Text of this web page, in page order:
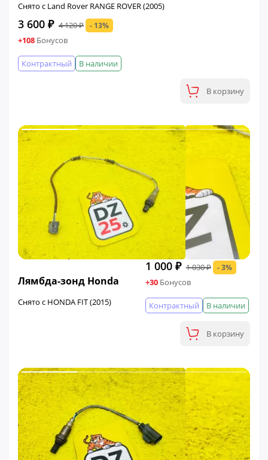
Снято с Land Rover RANGE ROVER (2005)
3 600 ₽ 4 120 ₽ - 13%
+108 Бонусов
В наличии
Контрактный
В корзину
Лямбда-зонд Honda
Снято с HONDA FIT (2015)
1 000 ₽ 1 030 ₽ - 3%
+30 Бонусов
В наличии
Контрактный
В корзину